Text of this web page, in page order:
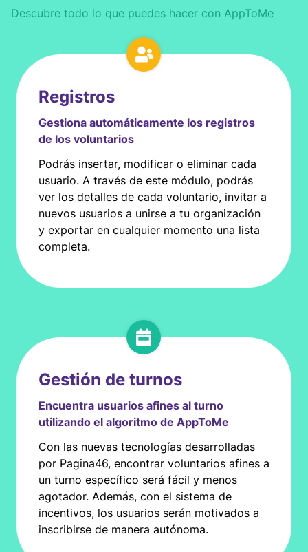
Descubre todo lo que puedes hacer con AppToMe
Registros
Gestiona automáticamente los registros
de los voluntarios
Podrás insertar, modificar o eliminar cada
usuario. A través de este módulo, podrás
ver los detalles de cada voluntario, invitar a
nuevos usuarios a unirse a tu organización
y exportar en cualquier momento una lista
completa.
Gestión de turnos
Encuentra usuarios afines al turno
utilizando el algoritmo de AppToMe
Con las nuevas tecnologías desarrolladas
por Pagina46, encontrar voluntarios afines a
un turno específico será fácil y menos
agotador. Además, con el sistema de
incentivos, los usuarios serán motivados a
inscribirse de manera autónoma.